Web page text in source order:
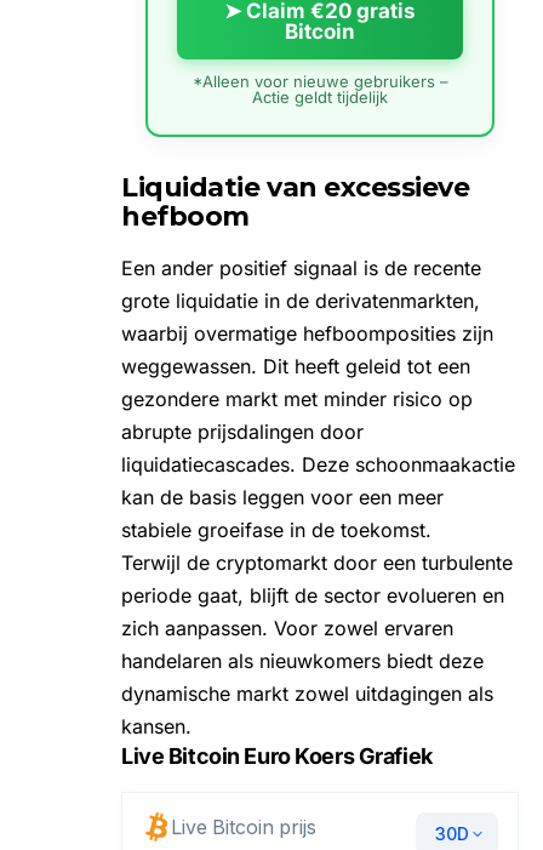
➤ Claim €20 gratis
Bitcoin
*Alleen voor nieuwe gebruikers –
Actie geldt tijdelijk
Liquidatie van excessieve
hefboom
Een ander positief signaal is de recente
grote liquidatie in de derivatenmarkten,
waarbij overmatige hefboomposities zijn
weggewassen. Dit heeft geleid tot een
gezondere markt met minder risico op
abrupte prijsdalingen door
liquidatiecascades. Deze schoonmaakactie
kan de basis leggen voor een meer
stabiele groeifase in de toekomst.
Terwijl de cryptomarkt door een turbulente
periode gaat, blijft de sector evolueren en
zich aanpassen. Voor zowel ervaren
handelaren als nieuwkomers biedt deze
dynamische markt zowel uitdagingen als
kansen.
Live Bitcoin Euro Koers Grafiek